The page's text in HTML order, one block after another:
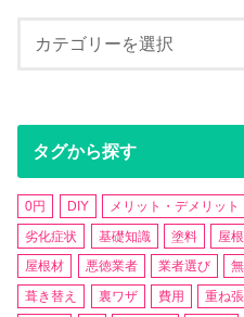
タグから探す
0円 DIY メリット・デメリット
劣化症状
基礎知識 塗料 屋
屋根材
悪徳業者 業者選び
葺き替え
裏ワザ 費用 重ね